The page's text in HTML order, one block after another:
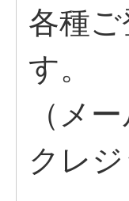
各種
す。
（メ
クレジ